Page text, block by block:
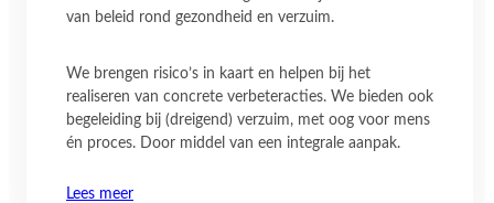
van beleid rond gezondheid en verzuim.
We brengen risico’s in kaart en helpen bij het
realiseren van concrete verbeteracties. We bieden ook
begeleiding bij (dreigend) verzuim, met oog voor mens
én proces. Door middel van een integrale aanpak.
Lees meer